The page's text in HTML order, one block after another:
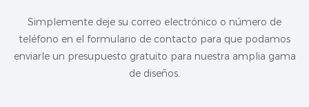
Simplemente deje su correo electrónico o número de
teléfono en el formulario de contacto para que podamos
enviarle un presupuesto gratuito para nuestra amplia gama
de diseños.